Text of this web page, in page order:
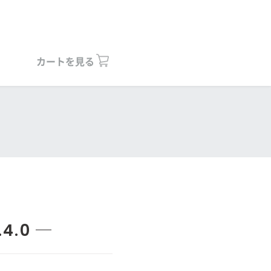
カートを見る
─